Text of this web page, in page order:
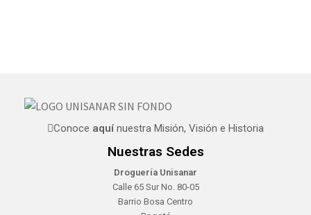
Conoce aquínuestra Misión, Visión e Historia
Nuestras Sedes
Droguería Unisanar
Calle 65 Sur No. 80-05
Barrio Bosa Centro